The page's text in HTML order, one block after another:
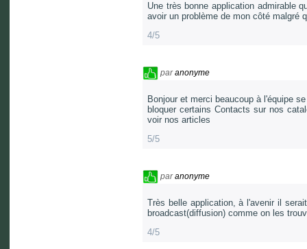
Une très bonne application admirable
avoir un problème de mon côté malgré
4/5
paranonyme
Bonjour et merci beaucoup à l'équipe
bloquer certains Contacts sur nos
voir nos articles
5/5
paranonyme
Très belle application, à l'avenir il
broadcast(diffusion) comme on les
4/5